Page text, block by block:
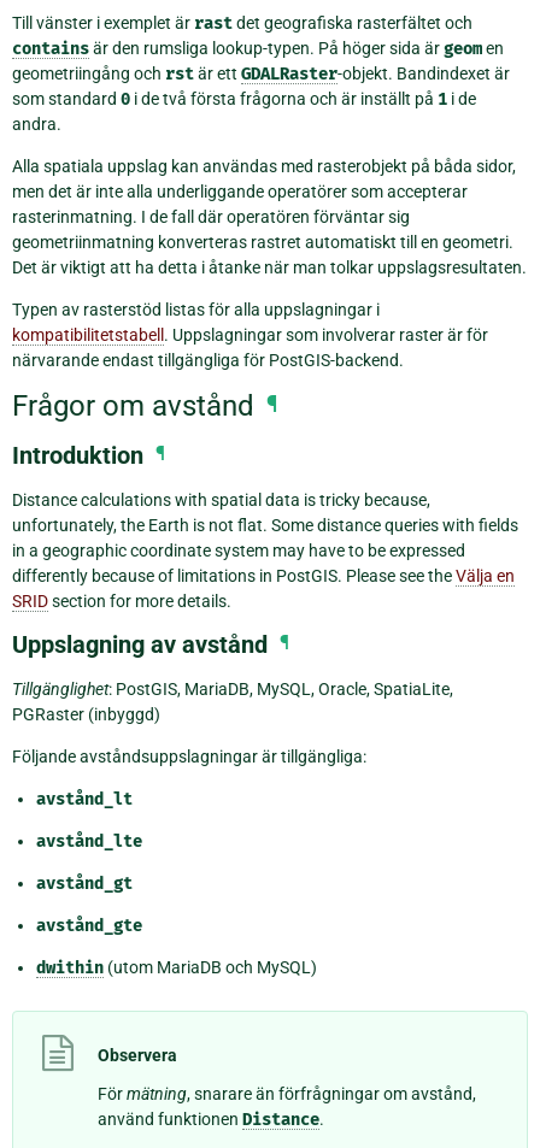
Till vänster i exemplet är rastdet geografiska rasterfältet och
containsär den rumsliga lookup-typen. På höger sida ärgeomen
geometriingång och rstär ett GDALRaster-objekt. Bandindexet är
som standard 0 i de två första frågorna och är inställt på 1 i de
andra.
Alla spatiala uppslag kan användas med rasterobjekt på båda sidor,
men det är inte alla underliggande operatörer som accepterar
rasterinmatning. I de fall där operatören förväntar sig
geometriinmatning konverteras rastret automatiskt till en geometri.
Det är viktigt att ha detta i åtanke när man tolkar uppslagsresultaten.
Typen av rasterstöd listas för alla uppslagningar i
kompatibilitetstabell . Uppslagningar som involverar raster är för
närvarande endast tillgängliga för PostGIS-backend.
Frågor om avstånd ¶
Introduktion ¶
Distance calculations with spatial data is tricky because,
unfortunately, the Earth is not flat. Some distance queries with fields
in a geographic coordinate system may have to be expressed
differently because of limitations in PostGIS. Please see theVälja en
SRIDsection for more details.
Uppslagning av avstånd ¶
Tillgänglighet: PostGIS, MariaDB, MySQL, Oracle, SpatiaLite,
PGRaster (inbyggd)
Följande avståndsuppslagningar är tillgängliga:
avstånd_lt
avstånd_lte
avstånd_gt
avstånd_gte
dwithin (utom MariaDB och MySQL)
Observera
Förmätning, snarare än förfrågningar om avstånd,
använd funktionen Distance.